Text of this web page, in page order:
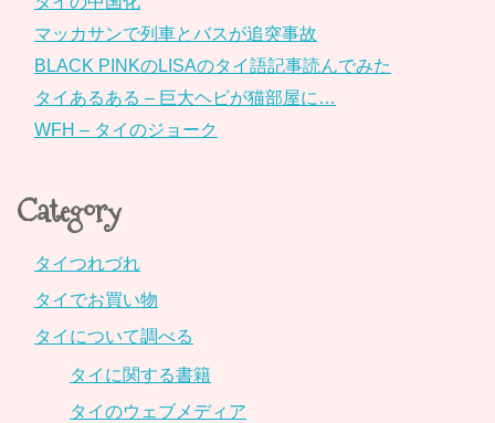
マッカサンで列車とバスが追突事故
BLACK PINKのLISAのタイ語記事読んでみた
タイあるある – 巨大ヘビが猫部屋に…
WFH – タイのジョーク
Category
タイつれづれ
タイでお買い物
タイについて調べる
タイに関する書籍
タイのウェブメディア